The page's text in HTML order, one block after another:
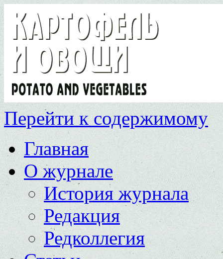
Перейти к содержимому
Главная
О журнале
История журнала
Редакция
Редколлегия